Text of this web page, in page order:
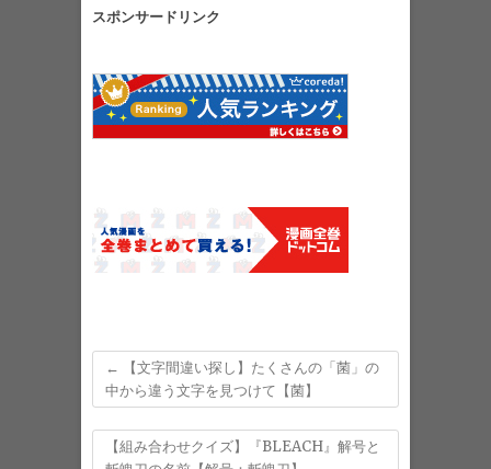
スポンサードリンク
←
【文字間違い探し】たくさんの「菌」の
中から違う文字を見つけて【菌】
【組み合わせクイズ】『BLEACH』解号と